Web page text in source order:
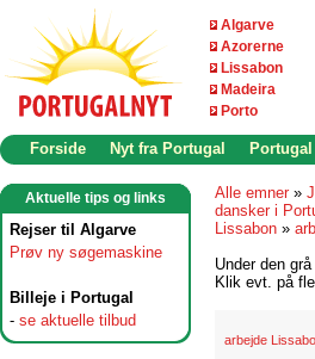
Algarve
Azorerne
Lissabon
Madeira
Porto
Forside Nyt fra Portugal
Aktuelle tips og links
Rejser til Algarve
Prøv ny søgemaskine
Billeje i Portugal
- se aktuelle tilbud
Alle emner »
dansker i
Lissabon »
Under den
Klik evt. på
arbejde